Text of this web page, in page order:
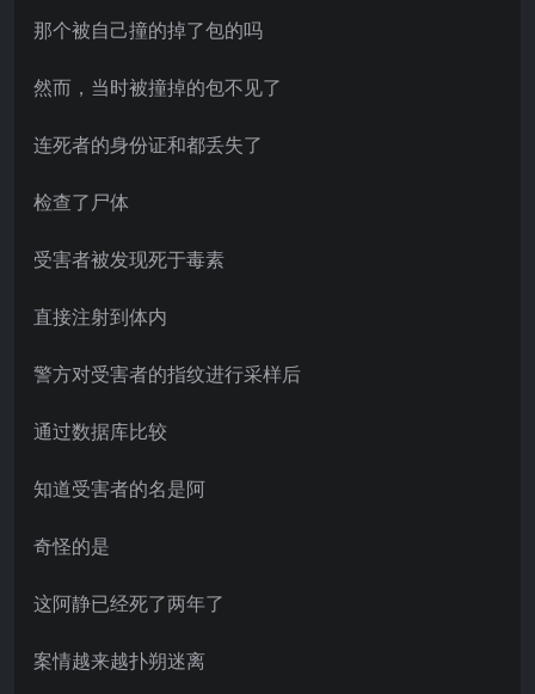
那个被自己撞的掉了包的吗
然而，当时被撞掉的包不见了
连死者的身份证和都丢失了
检查了尸体
受害者被发现死于毒素
直接注射到体内
警方对受害者的指纹进行采样后
通过数据库比较
知道受害者的名是阿
奇怪的是
这阿静已经死了两年了
案情越来越扑朔迷离